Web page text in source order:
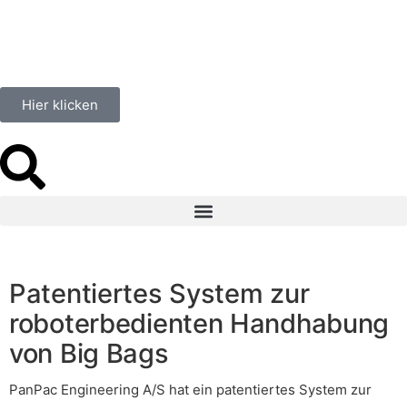
Hier klicken
Patentiertes System zur
roboterbedienten Handhabung
von Big Bags
PanPac Engineering A/S hat ein patentiertes System zur